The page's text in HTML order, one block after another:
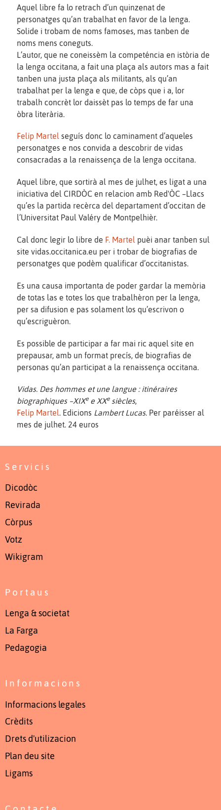
Aquel libre fa lo retrach d’un quinzenat de
personatges qu’an trabalhat en favor de la lenga.
Solide i trobam de noms famoses, mas tanben de
noms mens coneguts.
L’autor, que ne coneissèm la competéncia en istòria de
la lenga occitana, a fait una plaça als autors mas a fait
tanben una justa plaça als militants, als qu’an
trabalhat per la lenga e que, de còps que i a, lor
trabalh concrèt lor daissèt pas lo temps de far una
òbra literària.
Felip Martel seguís donc lo caminament d’aqueles
personatges e nos convida a descobrir de vidas
consacradas a la renaissença de la lenga occitana.
Aquel libre, que sortirà al mes de julhet, es ligat a una
iniciativa del CIRDÒC en relacion amb Red'ÒC –Llacs
qu’es la partida recèrca del departament d’occitan de
l’Universitat Paul Valéry de Montpelhièr.
Cal donc legir lo libre de F. Martel puèi anar tanben sul
site vidas.occitanica.eu per i trobar de biografias de
personatges que podèm qualificar d’occitanistas.
Es una causa importanta de poder gardar la memòria
de totas las e totes los que trabalhèron per la lenga,
per sa difusion e pas solament los qu’escrivon o
qu’escriguèron.
Es possible de participar a far mai ric aquel site en
prepausar, amb un format precís, de biografias de
personas qu’an participat a la renaissença occitana.
Vidas. Des hommes et une langue : itinéraires
biographiques –XIXee XXesiècles,
Felip Martel. Edicions Lambert Lucas. Per paréisser al
mes de julhet. 24 euros
Servicis
Dicodòc
Revirada
Còrpus
Votz
Wikigram
Portaus
Lenga & societat
La Farga
Pedagogia
Informacions
Informacions legales
Crèdits
Drets d'utilizacion
Plan deu site
Ligams